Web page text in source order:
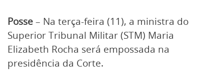
Posse– Na terça-feira (11), a ministra do
Superior Tribunal Militar (STM) Maria
Elizabeth Rocha será empossada na
presidência da Corte.